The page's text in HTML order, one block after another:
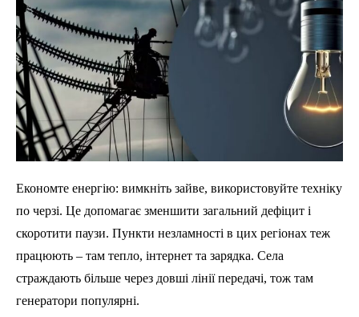
Економте енергію: вимкніть зайве, використовуйте техніку
по черзі. Це допомагає зменшити загальний дефіцит і
скоротити паузи. Пункти незламності в цих регіонах теж
працюють – там тепло, інтернет та зарядка. Села
страждають більше через довші лінії передачі, тож там
генератори популярні.